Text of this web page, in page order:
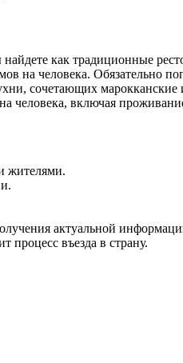
как традиционные
на человека. Обязательно
сочетающих
человека, включая
жителями.
актуальной
процесс въезда в страну.